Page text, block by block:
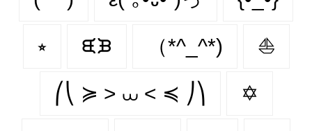
⭒ ᙙᙖ （*^_^*) ⛵
⎛⎝ ≽ > ⩊ < ≼ ⎠⎞ ✡